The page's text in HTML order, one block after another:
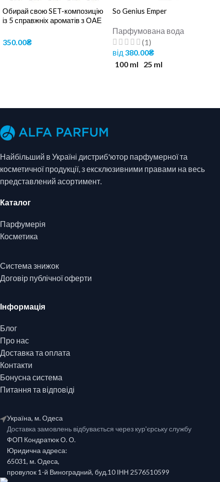
Обирай свою SET-композицію
із 5 справжніх ароматів з ОАЕ
350.00₴
So Genius Emper
Парфумована вода
(1)
від 380.00₴
100 ml
25 ml
Найбільший в Україні дистриб'ютор парфумерної та
косметичної продукції, з ексклюзивними правами на весь
представлений асортимент.
Каталог
Парфумерія
Косметика
Система знижок
Договір публічної оферти
Інформація
Блог
Про нас
Доставка та оплата
Контакти
Бонусна система
Питання та відповіді
Україна, м. Одеса
Доставка замовлень відбувається через кур'єрську службу
ФОП Кондратюк О. О.
Юридична адреса:
65031, м. Одеса,
провулок 1-й Виноградний, буд.10 ІНН 2576510599